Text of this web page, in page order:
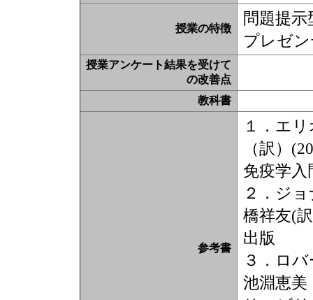
授業の特徴
問題提
プレゼ
授業アンケート結果を受けて
の改善点
教科書
参考書
１．エ
（訳）
免疫学
２．ジ
橋祥友(
出版
３．ロ
池淵恵美